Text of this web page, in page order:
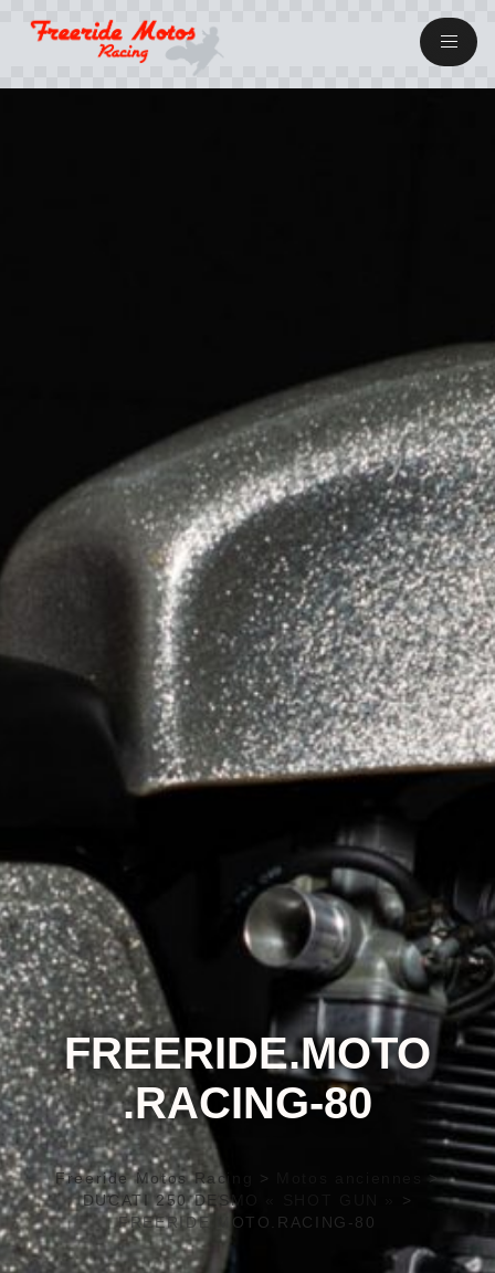
FREERIDE.MOTO
.RACING-80
Freeride Motos Racing >
>
DUCATI 250 DESMO « SHOT GUN »
>
FREERIDE.MOTO.RACING-80